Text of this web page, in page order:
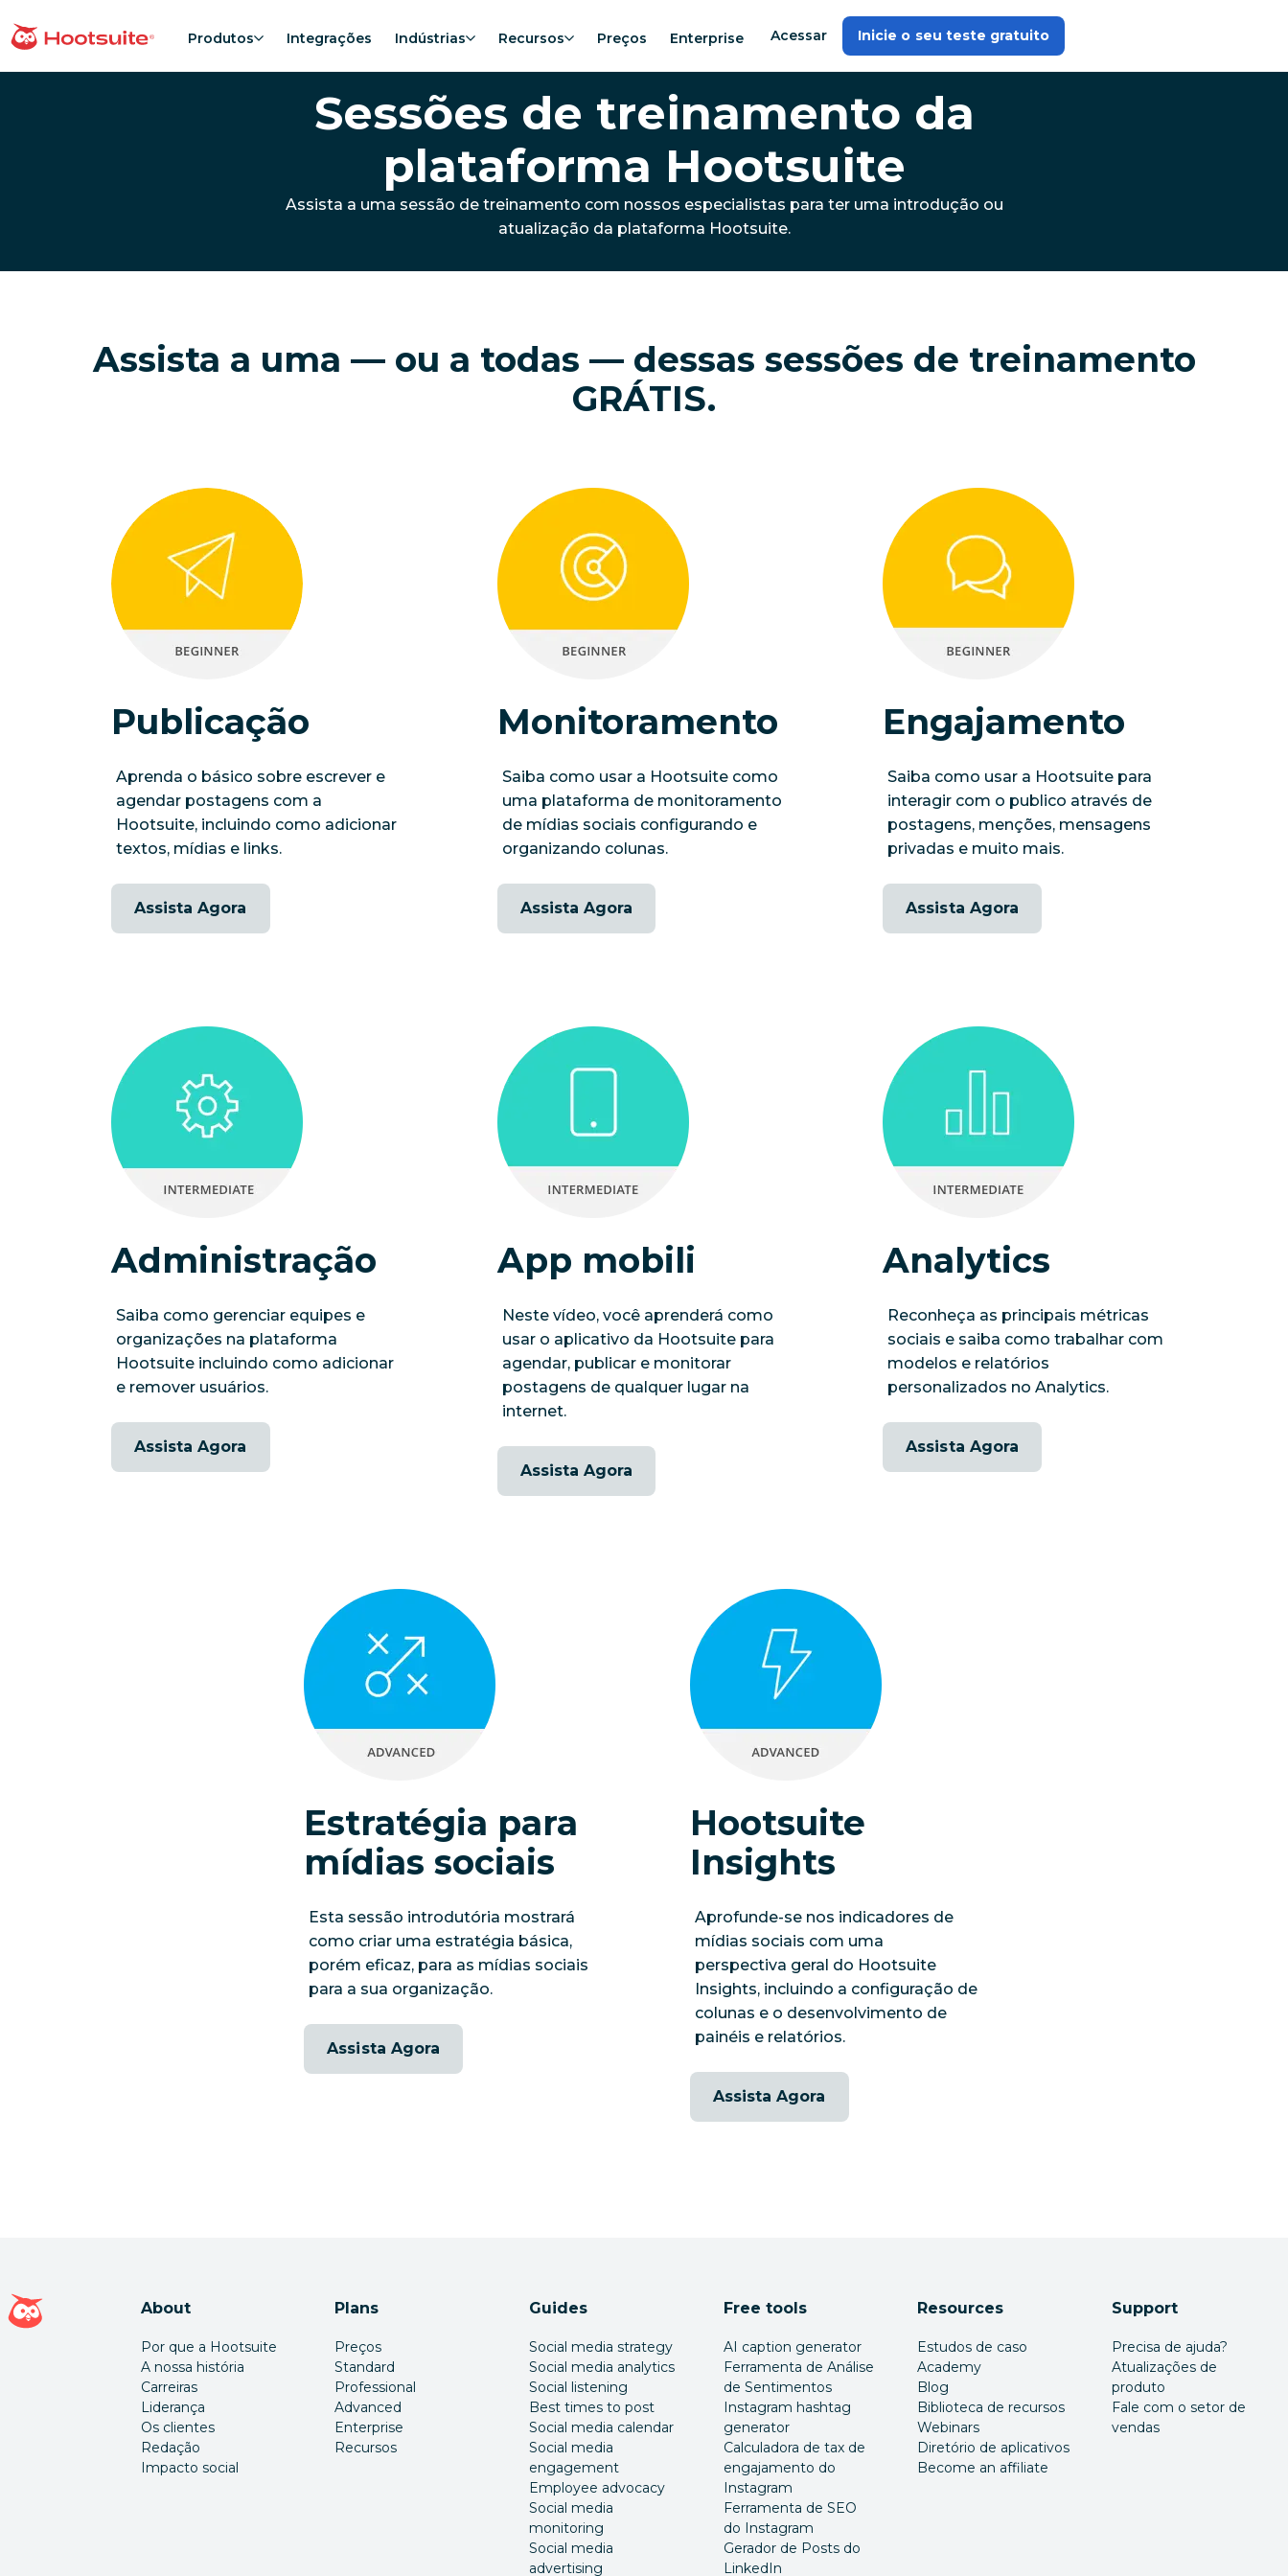
para
Página inicial Produtos Integrações Indústrias Recursos Preços Enterprise Acessar Inicie o seu teste gratuito
Sessões de treinamento da
plataforma Hootsuite
Assista a uma sessão de treinamento com nossos especialistas para ter uma introdução ou
atualização da plataforma Hootsuite.
Assista a uma — ou a todas — dessas sessões de treinamento
GRÁTIS.
Publicação
Aprenda o básico sobre escrever e
agendar postagens com a
Hootsuite, incluindo como adicionar
textos, mídias e links.
Assista Agora
Monitoramento
Saiba como usar a Hootsuite como
uma plataforma de monitoramento
de mídias sociais configurando e
organizando colunas.
Assista Agora
Engajamento
Saiba como usar a Hootsuite para
interagir com o publico através de
postagens, menções, mensagens
privadas e muito mais.
Assista Agora
Administração
Saiba como gerenciar equipes e
organizações na plataforma
Hootsuite incluindo como adicionar
e remover usuários.
Assista Agora
App mobili
Neste vídeo, você aprenderá como
usar o aplicativo da Hootsuite para
agendar, publicar e monitorar
postagens de qualquer lugar na
internet.
Assista Agora
Analytics
Reconheça as principais métricas
sociais e saiba como trabalhar com
modelos e relatórios
personalizados no Analytics.
Assista Agora
Estratégia para
mídias sociais
Esta sessão introdutória mostrará
como criar uma estratégia básica,
porém eficaz, para as mídias sociais
para a sua organização.
Assista Agora
Hootsuite
Insights
Aprofunde-se nos indicadores de
mídias sociais com uma
perspectiva geral do Hootsuite
Insights, incluindo a configuração de
colunas e o desenvolvimento de
painéis e relatórios.
Assista Agora
Página inicial da Hootsuite
About
Por que a Hootsuite
A nossa história
Carreiras
Liderança
Os clientes
Redação
Impacto social
Plans
Preços
Standard
Professional
Advanced
Enterprise
Recursos
Guides
Social media strategy
Social media analytics
Social listening
Best times to post
Social media calendar
Social media
engagement
Employee advocacy
Social media
monitoring
Social media
advertising
Free tools
AI caption generator
Ferramenta de Análise
de Sentimentos
Instagram hashtag
generator
Calculadora de tax de
engajamento do
Instagram
Ferramenta de SEO
do Instagram
Gerador de Posts do
LinkedIn
Resources
Estudos de caso
Academy
Blog
Biblioteca de recursos
Webinars
Diretório de aplicativos
Become an affiliate
Support
Precisa de ajuda?
Atualizações de
produto
Fale com o setor de
vendas